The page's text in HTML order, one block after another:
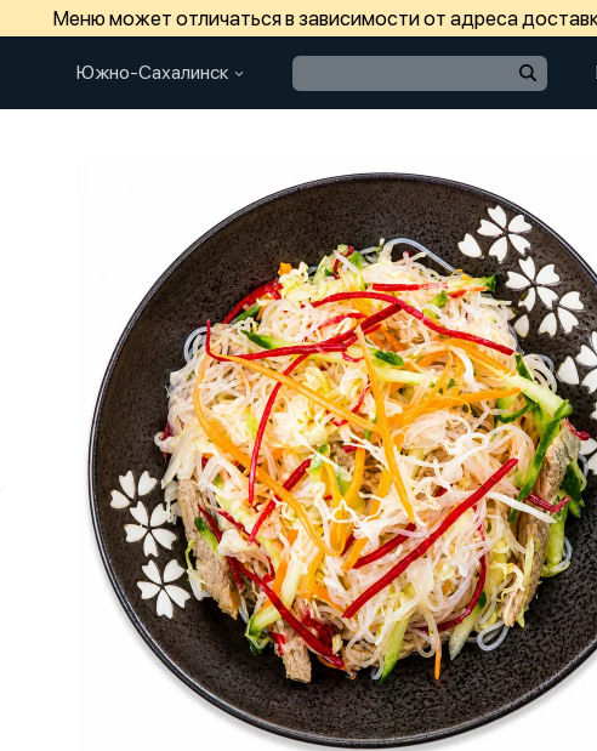
Меню может отличаться в зависимости от адреса
Южно-Сахалинск